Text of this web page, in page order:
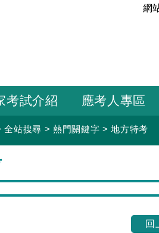
:::
網
考試介紹 應考人專區
全站搜尋 >熱門關鍵字 >地方特考
回